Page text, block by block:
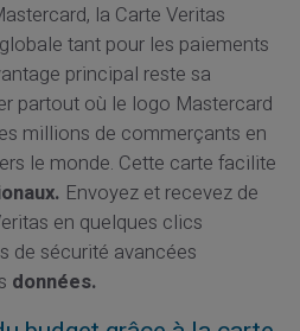
la Carte Veritas
tant pour les paiements
principal reste sa
partout où le logo Mastercard
millions de commerçants en
le monde. Cette carte facilite
Envoyez et recevez de
en quelques clics
de sécurité avancées
données.